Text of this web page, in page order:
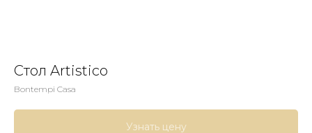
Стол Artistico
Bontempi Casa
Узнать цену